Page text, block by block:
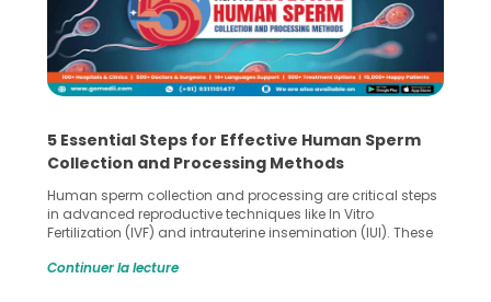
5 Essential Steps for Effective Human Sperm
Collection and Processing Methods
Human sperm collection and processing are critical steps
in advanced reproductive techniques like In Vitro
Fertilization (IVF) and intrauterine insemination (IUI). These
challenges and help couples achieve their dream of
Continuer la lecture